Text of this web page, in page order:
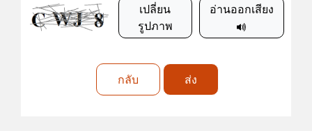
เปลี่ยน
รูปภาพ
อ่านออกเสียง
กลับ ส่ง